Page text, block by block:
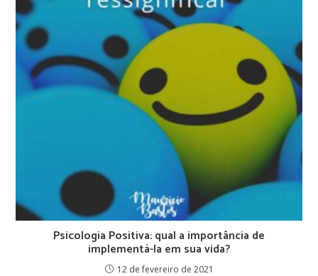
Psicologia Positiva: qual a importância de
implementá-la em sua vida?
12 de fevereiro de 2021